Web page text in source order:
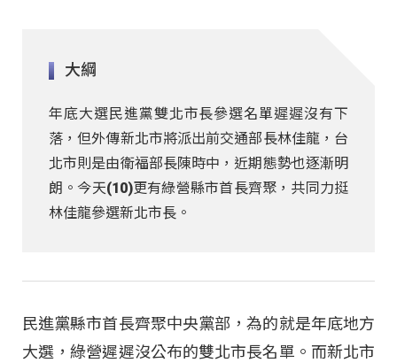
大綱
年底大選民進黨雙北市長參選名單遲遲沒有下
落，但外傳新北市將派出前交通部長林佳龍，台
北市則是由衛福部長陳時中，近期態勢也逐漸明
朗。今天(10)更有綠營縣市首長齊聚，共同力挺
林佳龍參選新北市長。
民進黨縣市首長齊聚中央黨部，為的就是年底地方
大選，綠營遲遲沒公布的雙北市長名單。而新北市